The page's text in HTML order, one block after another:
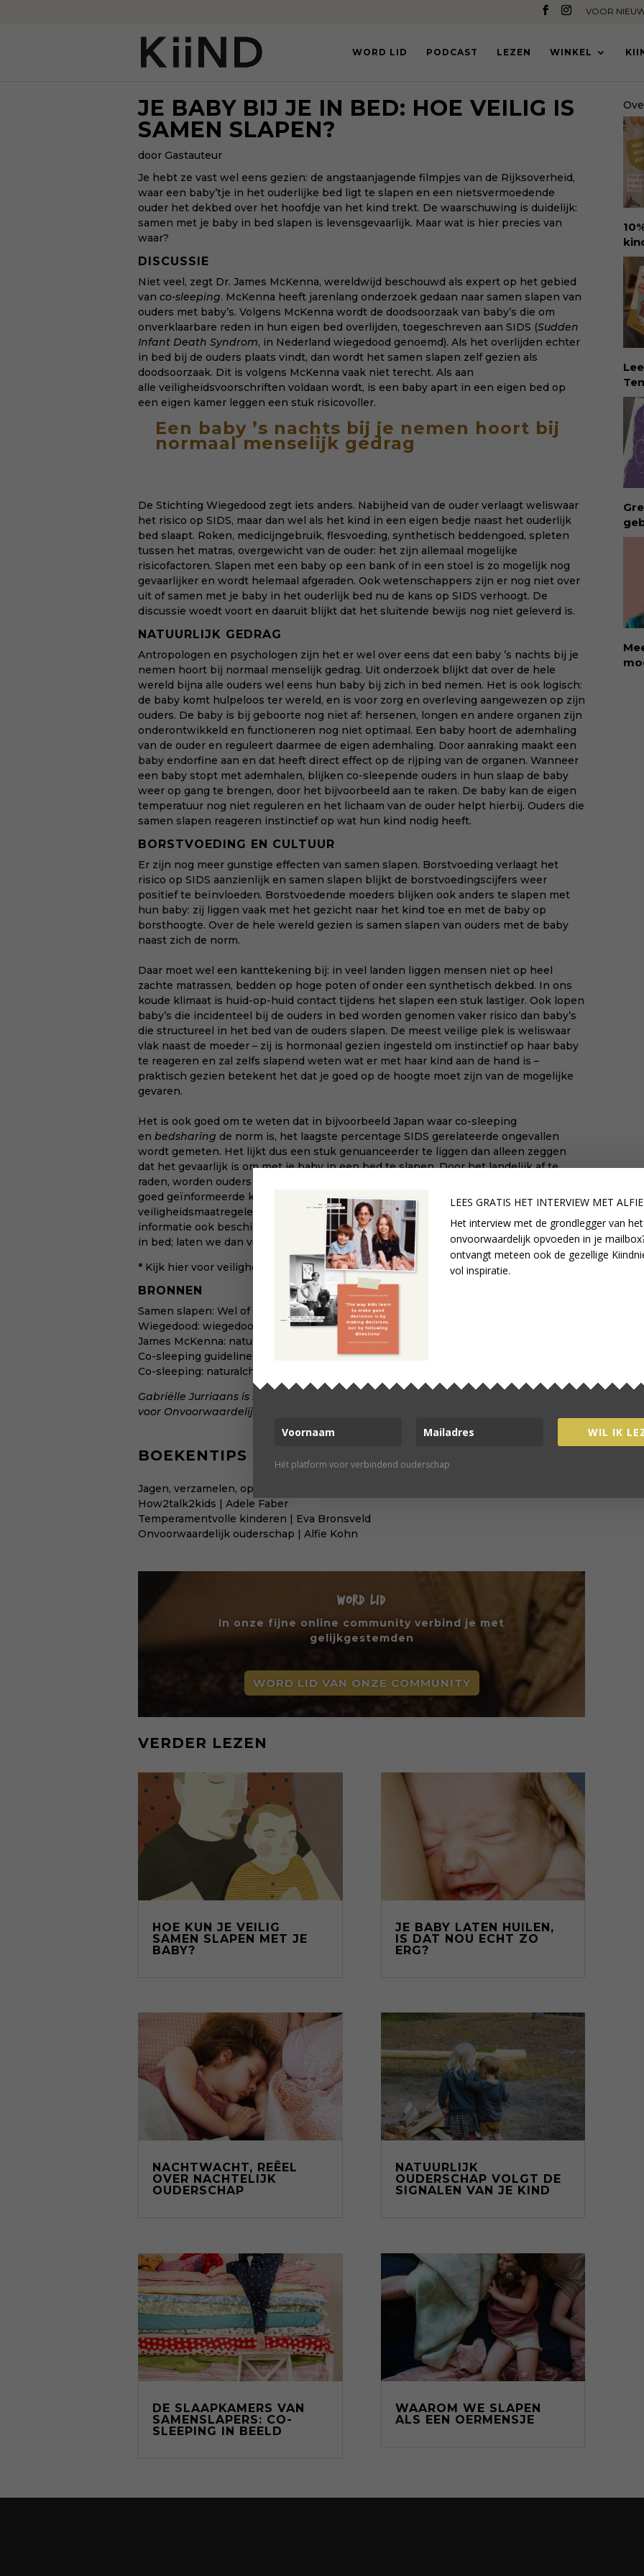
VOOR
WORD LID PODCAST LEZEN WINKEL
JE BABY BIJ JE IN BED: HOE VEILIG IS
SAMEN SLAPEN?
door Gastauteur
Je hebt ze vast wel eens gezien: de angstaanjagende filmpjes van de Rijksoverheid,
waar een baby’tje in het ouderlijke bed ligt te slapen en een nietsvermoedende
ouder het dekbed over het hoofdje van het kind trekt. De waarschuwing is duidelijk:
samen met je baby in bed slapen is levensgevaarlijk. Maar wat is hier precies van
waar?
DISCUSSIE
Niet veel, zegt Dr. James McKenna, wereldwijd beschouwd als expert op het gebied
van co-sleeping. McKenna heeft jarenlang onderzoek gedaan naar samen slapen van
ouders met baby’s. Volgens McKenna wordt de doodsoorzaak van baby’s die om
onverklaarbare reden in hun eigen bed overlijden, toegeschreven aan SIDS (Sudden
Infant Death Syndrom, in Nederland wiegedood genoemd). Als het overlijden echter
in bed bij de ouders plaats vindt, dan wordt het samen slapen zelf gezien als
doodsoorzaak. Dit is volgens McKenna vaak niet terecht. Als aan
alle veiligheidsvoorschriften voldaan wordt, is een baby apart in een eigen bed op
een eigen kamer leggen een stuk risicovoller.
Een baby ’s nachts bij je nemen hoort bij
normaal menselijk gedrag
De Stichting Wiegedood zegt iets anders. Nabijheid van de ouder verlaagt weliswaar
het risico op SIDS, maar dan wel als het kind in een eigen bedje naast het ouderlijk
bed slaapt. Roken, medicijngebruik, flesvoeding, synthetisch beddengoed, spleten
tussen het matras, overgewicht van de ouder: het zijn allemaal mogelijke
risicofactoren. Slapen met een baby op een bank of in een stoel is zo mogelijk nog
gevaarlijker en wordt helemaal afgeraden. Ook wetenschappers zijn er nog niet over
uit of samen met je baby in het ouderlijk bed nu de kans op SIDS verhoogt. De
discussie woedt voort en daaruit blijkt dat het sluitende bewijs nog niet geleverd is.
NATUURLIJK GEDRAG
Antropologen en psychologen zijn het er wel over eens dat een baby ’s nachts bij je
nemen hoort bij normaal menselijk gedrag. Uit onderzoek blijkt dat over de hele
wereld bijna alle ouders wel eens hun baby bij zich in bed nemen. Het is ook logisch:
de baby komt hulpeloos ter wereld, en is voor zorg en overleving aangewezen op zijn
ouders. De baby is bij geboorte nog niet af: hersenen, longen en andere organen zijn
onderontwikkeld en functioneren nog niet optimaal. Een baby hoort de ademhaling
van de ouder en reguleert daarmee de eigen ademhaling. Door aanraking maakt een
baby endorfine aan en dat heeft direct effect op de rijping van de organen. Wanneer
een baby stopt met ademhalen, blijken co-sleepende ouders in hun slaap de baby
weer op gang te brengen, door het bijvoorbeeld aan te raken. De baby kan de eigen
temperatuur nog niet reguleren en het lichaam van de ouder helpt hierbij. Ouders die
samen slapen reageren instinctief op wat hun kind nodig heeft.
BORSTVOEDING EN CULTUUR
Er zijn nog meer gunstige effecten van samen slapen. Borstvoeding verlaagt het
risico op SIDS aanzienlijk en samen slapen blijkt de borstvoedingscijfers weer
positief te beïnvloeden. Borstvoedende moeders blijken ook anders te slapen met
hun baby: zij liggen vaak met het gezicht naar het kind toe en met de baby op
borsthoogte. Over de hele wereld gezien is samen slapen van ouders met de baby
naast zich de norm.
Daar moet wel een kanttekening bij: in veel landen liggen mensen niet op heel
zachte matrassen, bedden op hoge poten of onder een synthetisch dekbed. In ons
koude klimaat is huid-op-huid contact tijdens het slapen een stuk lastiger. Ook lopen
baby’s die incidenteel bij de ouders in bed worden genomen vaker risico dan baby’s
die structureel in het bed van de ouders slapen. De meest veilige plek is weliswaar
vlak naast de moeder – zij is hormonaal gezien ingesteld om instinctief op haar baby
te reageren en zal zelfs slapend weten wat er met haar kind aan de hand is –
praktisch gezien betekent het dat je goed op de hoogte moet zijn van de mogelijke
gevaren.
Het is ook goed om te weten dat in bijvoorbeeld Japan waar co-sleeping
en bedsharing de norm is, het laagste percentage SIDS gerelateerde ongevallen
wordt gemeten. Het lijkt dus een stuk genuanceerder te liggen dan alleen zeggen
dat het gevaarlijk is om met je baby in een bed te slapen. Door het landelijk af te
raden, worden ouders niet veel wijzer van wat precies de ‘risicofactoren’ zijn. Om een
goed geïnformeerde keuze te maken en op de hoogte te zijn van de
veiligheidsmaatregelen die genomen kunnen worden, is het belangrijk dat die
informatie ook beschikbaar is. Bijna elke ouder slaapt wel eens met zijn of haar baby
in bed; laten we dan vooral zorgen dat dat zo veilig mogelijk gebeurt.
* Kijk hier voor veiligheidsvoorschriften.
BRONNEN
Samen slapen: Wel of niet samen slapen | Medisch Contact
Wiegedood: wiegedood.nl/risico
James McKenna: naturalchild.org/james_mckenna
Co-sleeping guidelines:
cosleeping.nd.edu/safe-co-sleeping-guidelines
Co-sleeping: naturalchild.org/james_mckenna/cosleeping.pdf
Gabriëlle Jurriaans is schrijver en journalist en maker van
voor Onvoorwaardelijk Ouderschap.
BOEKENTIPS
Jagen, verzamelen, opvoeden | Michealeen Doucleff
How2talk2kids | Adele Faber
Temperamentvolle kinderen | Eva Bronsveld
Onvoorwaardelijk ouderschap | Alfie Kohn
WORD LID
In onze fijne online community verbind je met
gelijkgestemden
WORD LID VAN ONZE COMMUNITY
VERDER LEZEN
HOE KUN JE VEILIG
SAMEN SLAPEN MET JE
BABY?
NACHTWACHT, REËEL
OVER NACHTELIJK
OUDERSCHAP
DE SLAAPKAMERS VAN
SAMENSLAPERS: CO-
SLEEPING IN BEELD
JE BABY LATEN HUILEN,
IS DAT NOU ECHT ZO
ERG?
NATUURLIJK
OUDERSCHAP VOLGT DE
SIGNALEN VAN JE KIND
WAAROM WE SLAPEN
ALS EEN OERMENSJE
en
dé
LEES GRATIS HET INTERVIEW MET
Het interview met de grondlegger van het
onvoorwaardelijk opvoeden in je
ontvangt meteen ook de gezellige
vol inspiratie.
WIL IK
Hét platform voor verbindend ouderschap